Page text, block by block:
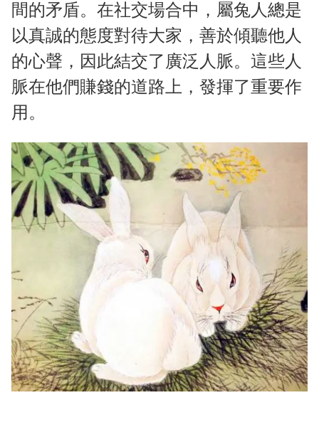
間的矛盾。在社交場合中，屬兔人總是
以真誠的態度對待大家，善於傾聽他人
的心聲，因此結交了廣泛人脈。這些人
脈在他們賺錢的道路上，發揮了重要作
用。